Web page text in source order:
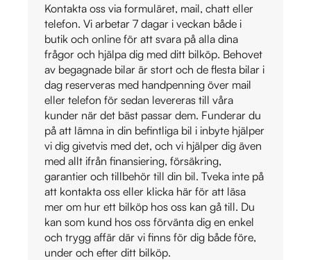
Kontakta oss via formuläret, mail, chatt eller
telefon. Vi arbetar 7 dagar i veckan både i
butik och online för att svara på alla dina
frågor och hjälpa dig med ditt bilköp. Behovet
av begagnade bilar är stort och de flesta bilar i
dag reserveras med handpenning över mail
eller telefon för sedan levereras till våra
kunder när det bäst passar dem. Funderar du
på att lämna in din befintliga bil i inbyte hjälper
vi dig givetvis med det, och vi hjälper dig även
med allt ifrån finansiering, försäkring,
garantier och tillbehör till din bil. Tveka inte på
att kontakta oss eller klicka här för att läsa
mer om hur ett bilköp hos oss kan gå till. Du
kan som kund hos oss förvänta dig en enkel
och trygg affär där vi finns för dig både före,
under och efter ditt bilköp.